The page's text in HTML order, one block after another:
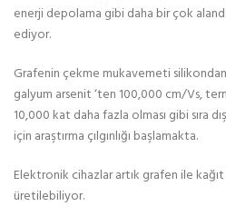
enerji depolama gibi daha bir çok
ediyor.
Grafenin çekme mukavemeti
galyum arsenit ‘ten 100,000 cm/Vs,
10,000 kat daha fazla olması gibi sıra
için araştırma çılgınlığı başlamakta.
Elektronik cihazlar artık grafen ile
üretilebiliyor.